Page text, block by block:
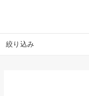
絞り込み